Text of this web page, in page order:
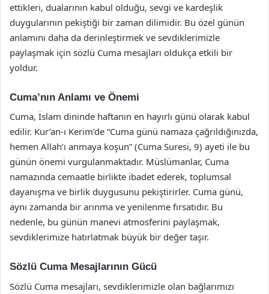
ettikleri, dualarının kabul olduğu, sevgi ve kardeşlik
duygularının pekiştiği bir zaman dilimidir. Bu özel günün
anlamını daha da derinleştirmek ve sevdiklerimizle
paylaşmak için sözlü Cuma mesajları oldukça etkili bir
yoldur.
Cuma’nın Anlamı ve Önemi
Cuma, İslam dininde haftanın en hayırlı günü olarak kabul
edilir. Kur’an-ı Kerim’de “Cuma günü namaza çağrıldığınızda,
hemen Allah’ı anmaya koşun” (Cuma Suresi, 9) ayeti ile bu
günün önemi vurgulanmaktadır. Müslümanlar, Cuma
namazında cemaatle birlikte ibadet ederek, toplumsal
dayanışma ve birlik duygusunu pekiştirirler. Cuma günü,
aynı zamanda bir arınma ve yenilenme fırsatıdır. Bu
nedenle, bu günün manevi atmosferini paylaşmak,
sevdiklerimize hatırlatmak büyük bir değer taşır.
Sözlü Cuma Mesajlarının Gücü
Sözlü Cuma mesajları, sevdiklerimizle olan bağlarımızı